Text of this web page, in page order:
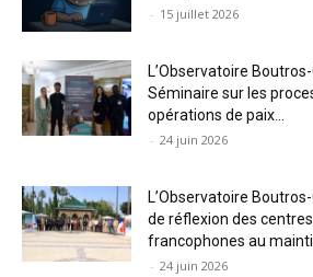
- 15 juillet 2026
L’Observatoire
Séminaire sur les
opérations de paix...
- 24 juin 2026
L’Observatoire
de réflexion des
francophones au
- 24 juin 2026